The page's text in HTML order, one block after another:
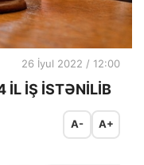
26 İyul 2022 / 12:00
İL İŞ İSTƏNİLİB
A- A+